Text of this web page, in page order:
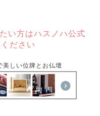
い方はハスノハ公式
ださい
美しい位牌とお仏壇